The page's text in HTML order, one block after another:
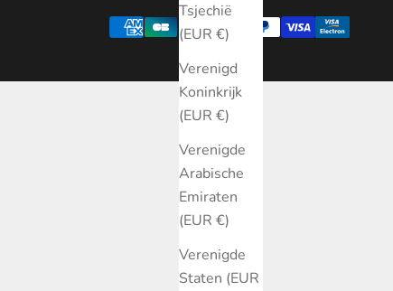
Tsjechië
(EUR €)
Verenigd
Koninkrijk
(EUR €)
Verenigde
Arabische
Emiraten
(EUR €)
Verenigde
Staten (EUR